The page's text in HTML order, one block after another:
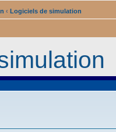
‹ Logiciels de simulation